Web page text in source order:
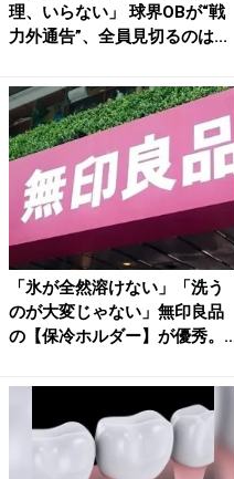
理、いらない」 球界OBが“戦
力外通告”、全員見切るのは...
「氷が全然溶けない」「洗う
のが大変じゃない」無印良品
の【保冷ホルダー】が優秀。